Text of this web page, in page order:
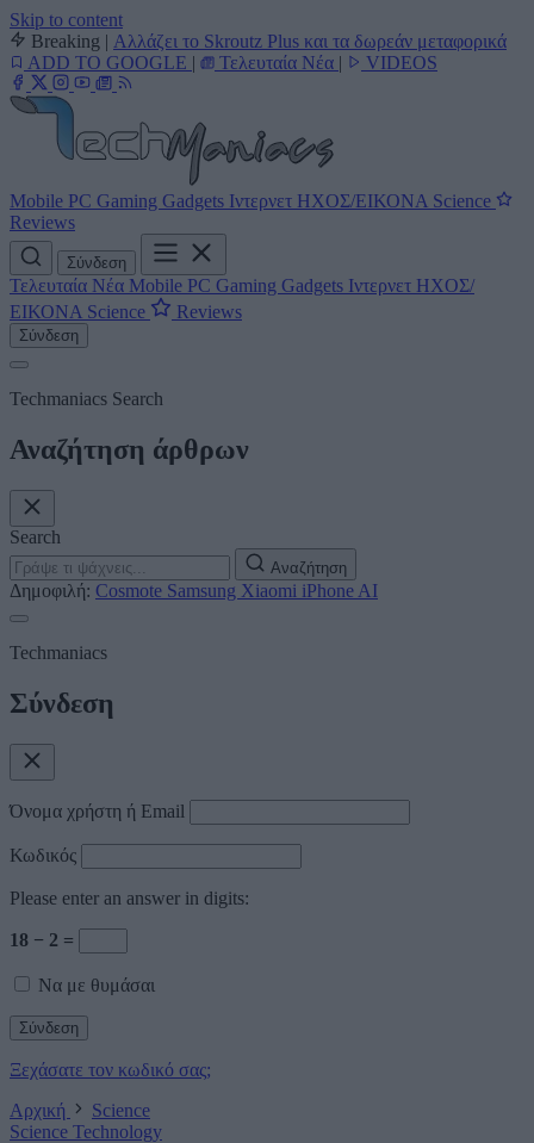
Skip to content
Breaking | Αλλάζει το Skroutz Plus και τα δωρεάν μεταφορικά
ADD TO GOOGLE | Τελευταία Νέα | VIDEOS
Mobile PC Gaming Gadgets Ιντερνετ ΗΧΟΣ/ΕΙΚΟΝΑ Science
Reviews
Σύνδεση
Τελευταία Νέα Mobile PC Gaming Gadgets Ιντερνετ ΗΧΟΣ/
ΕΙΚΟΝΑ Science Reviews
Σύνδεση
Techmaniacs Search
Αναζήτηση άρθρων
Search
Αναζήτηση
Δημοφιλή: Cosmote Samsung Xiaomi iPhone AI
Techmaniacs
Σύνδεση
Όνομα χρήστη ή Email
Κωδικός
Please enter an answer in digits:
18 − 2 =
Να με θυμάσαι
Ξεχάσατε τον κωδικό σας;
Αρχική
Science
Science Technology